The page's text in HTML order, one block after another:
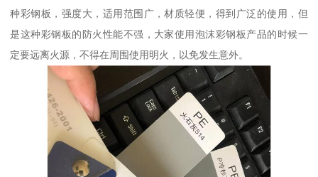
种彩钢板，强度大，适用范围广，材质轻便，得到广泛的使用，但
是这种彩钢板的防火性能不强，大家使用泡沫彩钢板产品的时候一
定要远离火源，不得在周围使用明火，以免发生意外。